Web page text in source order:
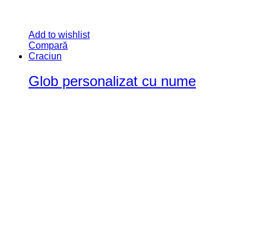
Add to wishlist
Compară
Craciun
Glob personalizat cu nume